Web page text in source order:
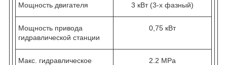
Мощность двигателя 3 кВт (3-х фазный)
Мощность привода
гидравлической станции
0,75 кВт
Макс. гидравлическое
2.2 МРа